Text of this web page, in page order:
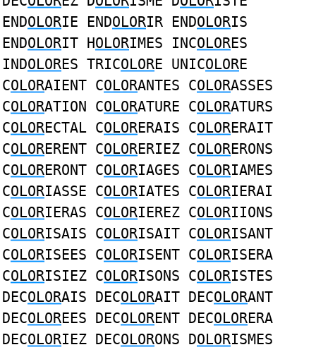
ENDOLORIE ENDOLORIR ENDOLORIS
ENDOLORIT HOLORIMES INCOLORES
INDOLORES TRICOLORE UNICOLORE
COLORAIENT COLORANTES COLORASSES
COLORATION COLORATURE COLORATURS
COLORECTAL COLORERAIS COLORERAIT
COLORERENT COLORERIEZ COLORERONS
COLORERONT COLORIAGES COLORIAMES
COLORIASSE COLORIATES COLORIERAI
COLORIERAS COLORIEREZ COLORIIONS
COLORISAIS COLORISAIT COLORISANT
COLORISEES COLORISENT COLORISERA
COLORISIEZ COLORISONS COLORISTES
DECOLORAIS DECOLORAIT DECOLORANT
DECOLOREES DECOLORENT DECOLORERA
DECOLORIEZ DECOLORONS DOLORISMES